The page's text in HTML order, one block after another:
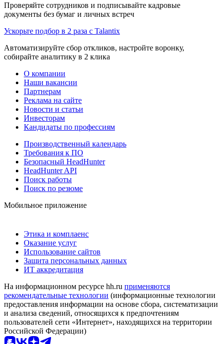
Проверяйте сотрудников и подписывайте кадровые
документы без бумаг и личных встреч
Ускорьте подбор в 2 раза с Talantix
Автоматизируйте сбор откликов, настройте воронку,
собирайте аналитику в 2 клика
О компании
Наши вакансии
Партнерам
Реклама на сайте
Новости и статьи
Инвесторам
Кандидаты по профессиям
Производственный календарь
Требования к ПО
Безопасный HeadHunter
HeadHunter API
Поиск работы
Поиск по резюме
Мобильное приложение
Этика и комплаенс
Оказание услуг
Использование сайтов
Защита персональных данных
ИТ аккредитация
На информационном ресурсе hh.ru применяются
рекомендательные технологии (информационные технологии
предоставления информации на основе сбора, систематизации
и анализа сведений, относящихся к предпочтениям
пользователей сети «Интернет», находящихся на территории
Российской Федерации)